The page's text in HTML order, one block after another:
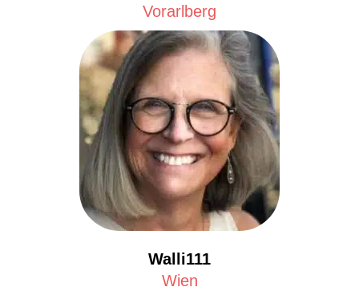
Vorarlberg
Walli111
Wien